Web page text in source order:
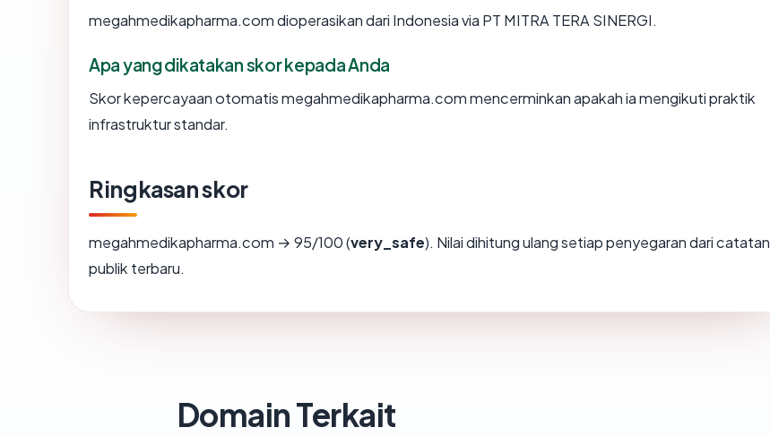
megahmedikapharma.com dioperasikan dari Indonesia via PT MITRA TERA SINERGI.
Apa yang dikatakan skor kepada Anda
Skor kepercayaan otomatis megahmedikapharma.com mencerminkan apakah ia mengikuti praktik
infrastruktur standar.
Ringkasan skor
megahmedikapharma.com → 95/100 (very_safe). Nilai dihitung ulang setiap penyegaran dari catatan
publik terbaru.
Domain Terkait